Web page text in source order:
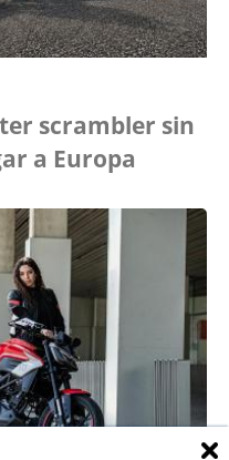
scrambler sin
a Europa